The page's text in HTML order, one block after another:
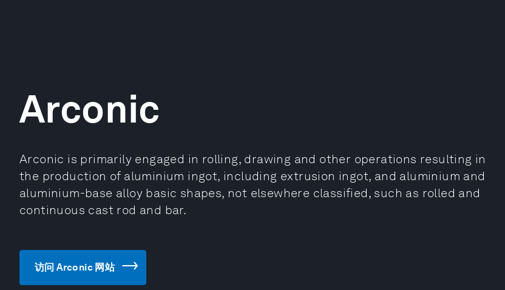
Arconic
Arconic is primarily engaged in rolling, drawing and other operations resulting in
the production of aluminium ingot, including extrusion ingot, and aluminium and
aluminium-base alloy basic shapes, not elsewhere classified, such as rolled and
continuous cast rod and bar.
访问 Arconic 网站